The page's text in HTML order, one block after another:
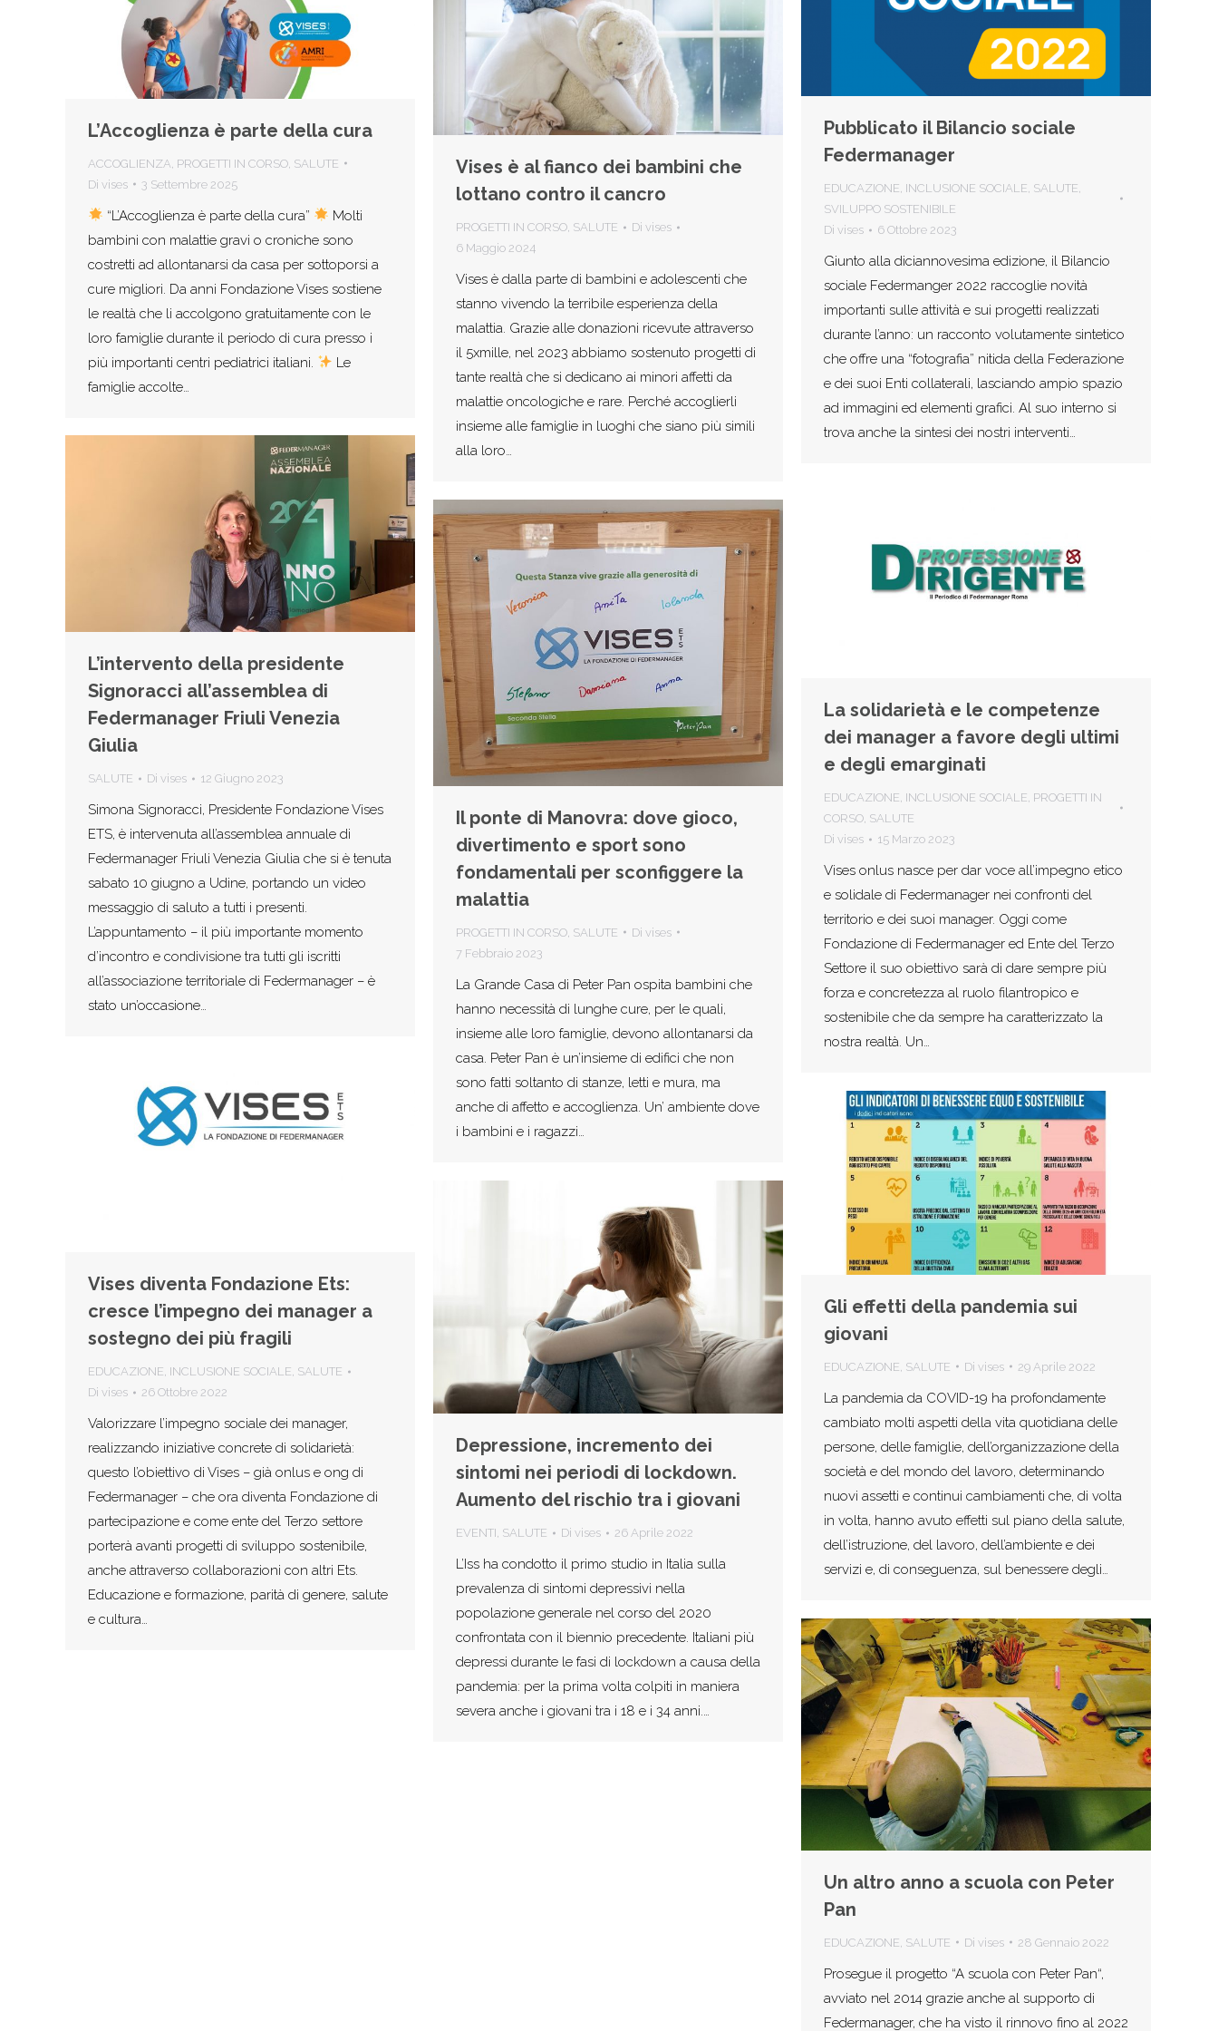
L’Accoglienza è parte della cura
ACCOGLIENZA PROGETTI IN CORSO SALUTE
Di vises 3 Settembre 2025
“L’Accoglienza è parte della cura”
Molti
bambini con malattie gravi o croniche sono
costretti ad allontanarsi da casa per sottoporsi a
cure migliori. Da anni Fondazione Vises sostiene
le realtà che li accolgono gratuitamente con le
loro famiglie durante il periodo di cura presso i
più importanti centri pediatrici italiani.
Le
famiglie accolte…
Vises è al fianco dei bambini che
lottano contro il cancro
PROGETTI IN CORSO, SALUTE Di vises
6 Maggio 2024
Vises è dalla parte di bambini e adolescenti che
stanno vivendo la terribile esperienza della
malattia. Grazie alle donazioni ricevute attraverso
il 5xmille, nel 2023 abbiamo sostenuto progetti di
tante realtà che si dedicano ai minori affetti da
malattie oncologiche e rare. Perché accoglierli
insieme alle famiglie in luoghi che siano più simili
alla loro…
Pubblicato il Bilancio sociale
Federmanager
EDUCAZIONE, INCLUSIONE SOCIALE, SALUTE,
SVILUPPO SOSTENIBILE
Di vises 6 Ottobre 2023
Giunto alla diciannovesima edizione, il Bilancio
sociale Federmanger 2022 raccoglie novità
importanti sulle attività e sui progetti realizzati
durante l’anno: un racconto volutamente sintetico
che offre una “fotografia” nitida della Federazione
e dei suoi Enti collaterali, lasciando ampio spazio
ad immagini ed elementi grafici. Al suo interno si
trova anche la sintesi dei nostri interventi…
L’intervento della presidente
Signoracci all’assemblea di
Federmanager Friuli Venezia
Giulia
SALUTE Di vises 12 Giugno 2023
Simona Signoracci, Presidente Fondazione Vises
ETS, è intervenuta all’assemblea annuale di
Federmanager Friuli Venezia Giulia che si è tenuta
sabato 10 giugno a Udine, portando un video
messaggio di saluto a tutti i presenti.
L’appuntamento – il più importante momento
d’incontro e condivisione tra tutti gli iscritti
all’associazione territoriale di Federmanager – è
stato un’occasione…
La solidarietà e le competenze
dei manager a favore degli ultimi
e degli emarginati
EDUCAZIONE, INCLUSIONE SOCIALE, PROGETTI IN
CORSO, SALUTE
Di vises 15 Marzo 2023
Vises onlus nasce per dar voce all’impegno etico
e solidale di Federmanager nei confronti del
territorio e dei suoi manager. Oggi come
Fondazione di Federmanager ed Ente del Terzo
Settore il suo obiettivo sarà di dare sempre più
forza e concretezza al ruolo filantropico e
sostenibile che da sempre ha caratterizzato la
nostra realtà. Un…
Il ponte di Manovra: dove gioco,
divertimento e sport sono
fondamentali per sconfiggere la
malattia
PROGETTI IN CORSO SALUTE Di vises
7 Febbraio 2023
La Grande Casa di Peter Pan ospita bambini che
hanno necessità di lunghe cure, per le quali,
insieme alle loro famiglie, devono allontanarsi da
casa. Peter Pan è un’insieme di edifici che non
sono fatti soltanto di stanze, letti e mura, ma
anche di affetto e accoglienza. Un’ ambiente dove
i bambini e i ragazzi…
Vises diventa Fondazione Ets:
cresce l’impegno dei manager a
sostegno dei più fragili
EDUCAZIONE, INCLUSIONE SOCIALE, SALUTE
Di vises 26 Ottobre 2022
Valorizzare l’impegno sociale dei manager,
realizzando iniziative concrete di solidarietà:
questo l’obiettivo di Vises – già onlus e ong di
Federmanager – che ora diventa Fondazione di
partecipazione e come ente del Terzo settore
porterà avanti progetti di sviluppo sostenibile,
anche attraverso collaborazioni con altri Ets.
Educazione e formazione, parità di genere, salute
e cultura…
Gli effetti della pandemia sui
giovani
EDUCAZIONE SALUTE Di vises 29 Aprile 2022
La pandemia da COVID-19 ha profondamente
cambiato molti aspetti della vita quotidiana delle
persone, delle famiglie, dell’organizzazione della
società e del mondo del lavoro, determinando
nuovi assetti e continui cambiamenti che, di volta
in volta, hanno avuto effetti sul piano della salute,
dell’istruzione, del lavoro, dell’ambiente e dei
servizi e, di conseguenza, sul benessere degli…
Depressione, incremento dei
sintomi nei periodi di lockdown.
Aumento del rischio tra i giovani
EVENTI, SALUTE Di vises 26 Aprile 2022
L’Iss ha condotto il primo studio in Italia sulla
prevalenza di sintomi depressivi nella
popolazione generale nel corso del 2020
confrontata con il biennio precedente. Italiani più
depressi durante le fasi di lockdown a causa della
pandemia: per la prima volta colpiti in maniera
severa anche i giovani tra i 18 e i 34 anni.…
Un altro anno a scuola con Peter
Pan
EDUCAZIONE SALUTE Di vises 28 Gennaio 2022
Prosegue il progetto “A scuola con Peter Pan“,
avviato nel 2014 grazie anche al supporto di
Federmanager, che ha visto il rinnovo fino al 2022